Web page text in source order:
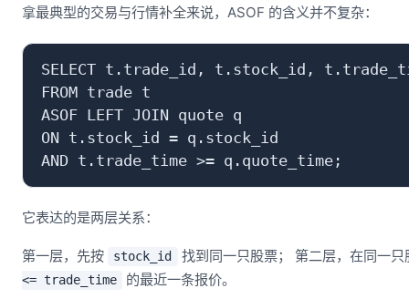
拿最典型的交易与行情补全来说，ASOF 的含义并不复杂：
SELECT t.trade_id, t.stock_id,
FROM trade t
ASOF LEFT JOIN quote q
ON t.stock_id = q.stock_id
它表达的是两层关系：
第一层，先按 stock_id 找到同一只股票； 第二层，在同一
<= trade_time 的最近一条报价。